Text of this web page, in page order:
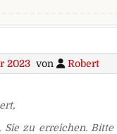
2023 von Robert
Sie zu erreichen.